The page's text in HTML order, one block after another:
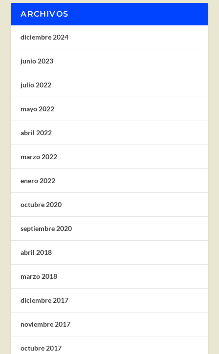
ARCHIVOS
diciembre 2024
junio 2023
julio 2022
mayo 2022
abril 2022
marzo 2022
enero 2022
octubre 2020
septiembre 2020
abril 2018
marzo 2018
diciembre 2017
noviembre 2017
octubre 2017